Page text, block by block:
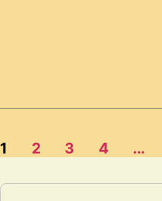
1 2 3 4 ...